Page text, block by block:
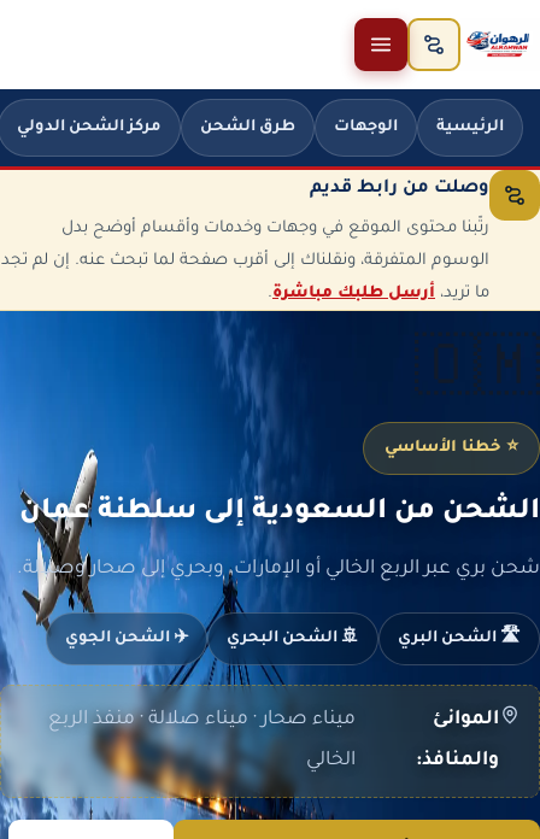
تخطَّ إلى المحتوى
الرئيسية الوجهات طرق الشحن مركز الشحن الدولي
وصلت من رابط قديم
رتّبنا محتوى الموقع في وجهات وخدمات وأقسام أوضح بدل
الوسوم المتفرقة، ونقلناك إلى أقرب صفحة لما تبحث عنه. إن لم تجد
ما تريد، أرسل طلبك مباشرة.
🇴🇲
⭐ خطنا الأساسي
الشحن من السعودية إلى سلطنة عمان
شحن بري عبر الربع الخالي أو الإمارات، وبحري إلى صحار وصلالة.
🛣️ الشحن البري 🚢 الشحن البحري ✈️ الشحن الجوي
الموانئ
والمنافذ:
ميناء صحار · ميناء صلالة · منفذ الربع
الخالي